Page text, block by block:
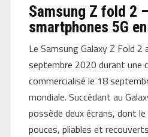
IP68, double
batterie
Samsung Z fold 2
smartphones 5G
Le Samsung Galaxy Z Fold 2
septembre 2020 durant une
commercialisé le 18
mondiale. Succédant au
possède deux écrans, dont
pouces, pliables et